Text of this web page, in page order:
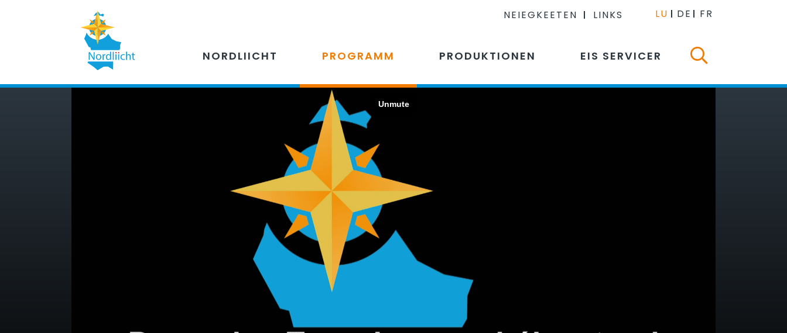
NEIEGKEETEN LINKS LU DE FR
NORDLIICHT PROGRAMM PRODUKTIONEN EIS SERVICER